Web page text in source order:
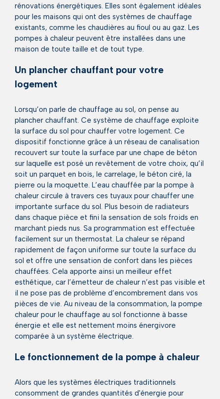
rénovations énergétiques. Elles sont également idéales
pour les maisons qui ont des systèmes de chauffage
existants, comme les chaudières au fioul ou au gaz. Les
pompes à chaleur peuvent être installées dans une
maison de toute taille et de tout type.
Un plancher chauffant pour votre
logement
Lorsqu’on parle de chauffage au sol, on pense au
plancher chauffant. Ce système de chauffage exploite
la surface du sol pour chauffer votre logement. Ce
dispositif fonctionne grâce à un réseau de canalisation
recouvert sur toute la surface par une chape de béton
sur laquelle est posé un revêtement de votre choix, qu’il
soit un parquet en bois, le carrelage, le béton ciré, la
pierre ou la moquette. L’eau chauffée par la pompe à
chaleur circule à travers ces tuyaux pour chauffer une
importante surface du sol. Plus besoin de radiateurs
dans chaque pièce et fini la sensation de sols froids en
marchant pieds nus. Sa programmation est effectuée
facilement sur un thermostat. La chaleur se répand
rapidement de façon uniforme sur toute la surface du
sol et offre une sensation de confort dans les pièces
chauffées. Cela apporte ainsi un meilleur effet
esthétique, car l’émetteur de chaleur n’est pas visible et
il ne pose pas de problème d’encombrement dans vos
pièces de vie. Au niveau de la consommation, la pompe
chaleur pour le chauffage au sol fonctionne à basse
énergie et elle est nettement moins énergivore
comparée à un système électrique.
Le fonctionnement de la pompe à chaleur
Alors que les systèmes électriques traditionnels
consomment de grandes quantités d'énergie pour